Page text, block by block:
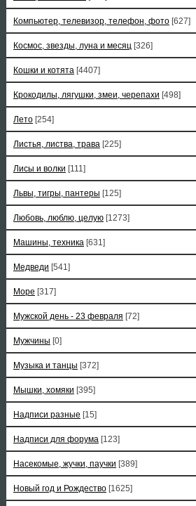
Компьютер, телевизор, телефон, фото [627]
Космос, звезды, луна и месяц [326]
Кошки и котята [4407]
Крокодилы, лягушки, змеи, черепахи [498]
Лето [254]
Листья, листва, трава [225]
Лисы и волки [111]
Львы, тигры, пантеры [125]
Любовь, люблю, целую [1273]
Машины, техника [631]
Медведи [541]
Море [317]
Мужской день - 23 февраля [72]
Мужчины [0]
Музыка и танцы [372]
Мышки, хомяки [395]
Надписи разные [15]
Надписи для форума [123]
Насекомые, жучки, паучки [389]
Новый год и Рождество [1625]